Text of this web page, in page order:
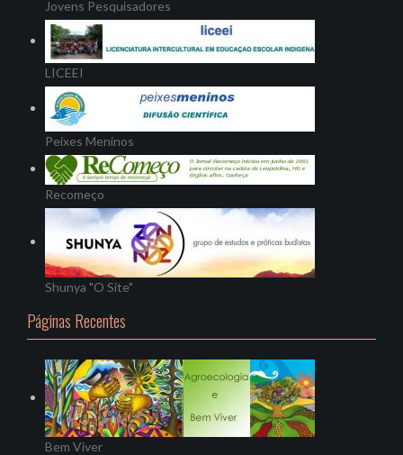
Jovens Pesquisadores
LICEEI
Peixes Meninos
Recomeço
Shunya "O Site"
Páginas Recentes
Bem Viver